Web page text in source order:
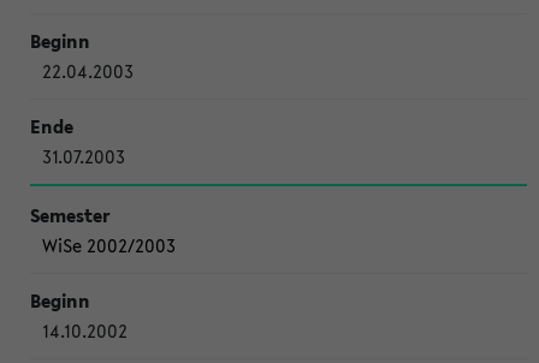
22.04.2003
31.07.2003
WiSe 2002/2003
14.10.2002